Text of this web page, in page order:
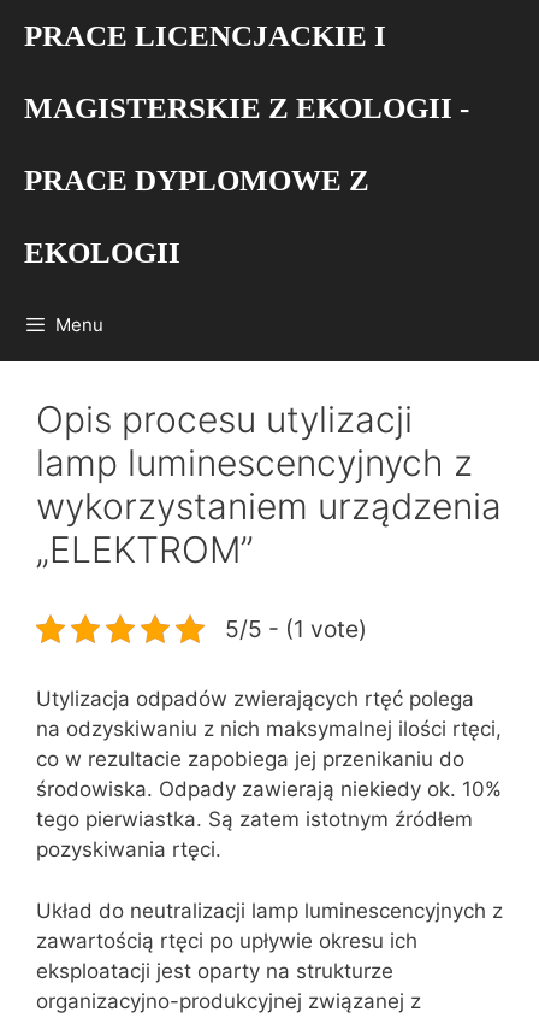
PRACE LICENCJACKIE I
MAGISTERSKIE Z EKOLOGII -
PRACE DYPLOMOWE Z
EKOLOGII
Menu
Opis procesu utylizacji
lamp luminescencyjnych z
wykorzystaniem urządzenia
„ELEKTROM”
5/5 - (1 vote)
Utylizacja odpadów zwierających rtęć polega
na odzyskiwaniu z nich maksymalnej ilości rtęci,
co w rezultacie zapobiega jej przenikaniu do
środowiska. Odpady zawierają niekiedy ok. 10%
tego pierwiastka. Są zatem istotnym źródłem
pozyskiwania rtęci.
Układ do neutralizacji lamp luminescencyjnych z
zawartością rtęci po upływie okresu ich
eksploatacji jest oparty na strukturze
organizacyjno-produkcyjnej związanej z